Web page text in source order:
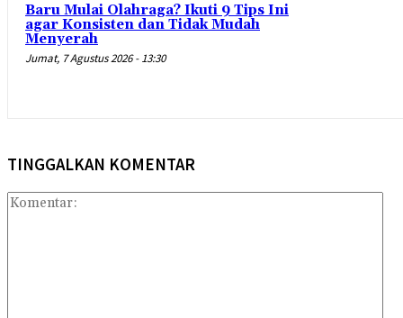
Baru Mulai Olahraga? Ikuti 9 Tips Ini
agar Konsisten dan Tidak Mudah
Menyerah
Jumat, 7 Agustus 2026 - 13:30
TINGGALKAN KOMENTAR